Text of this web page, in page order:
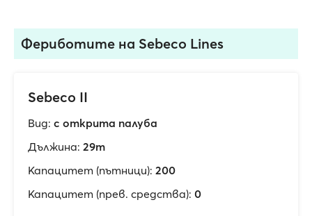
Фериботите на Sebeco Lines
Sebeco II
Вид: с открита палуба
Дължина: 29m
Капацитет (пътници): 200
Капацитет (прев. средства): 0